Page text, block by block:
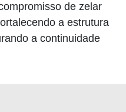
de zelar
a estrutura
a continuidade